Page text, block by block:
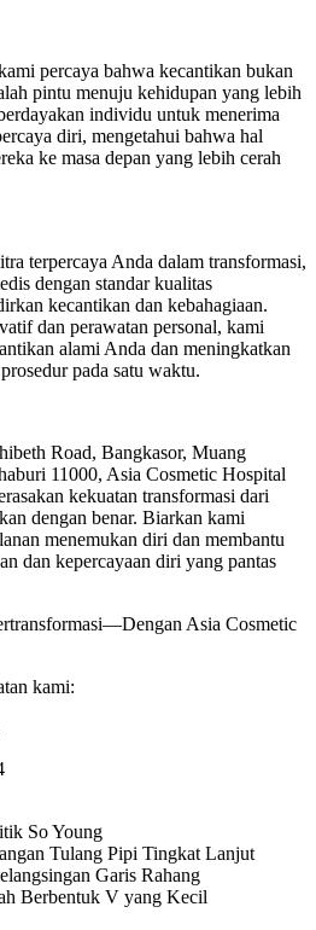
percaya bahwa kecantikan bukan
pintu menuju kehidupan yang lebih
individu untuk menerima
diri, mengetahui bahwa hal
ke masa depan yang lebih cerah
terpercaya Anda dalam transformasi,
dengan standar kualitas
kecantikan dan kebahagiaan.
dan perawatan personal, kami
alami Anda dan meningkatkan
pada satu waktu.
Road, Bangkasor, Muang
11000, Asia Cosmetic Hospital
kekuatan transformasi dari
dengan benar. Biarkan kami
menemukan diri dan membantu
dan kepercayaan diri yang pantas
Asia Cosmetic
kami:
So Young
Tulang Pipi Tingkat Lanjut
Garis Rahang
Berbentuk V yang Kecil